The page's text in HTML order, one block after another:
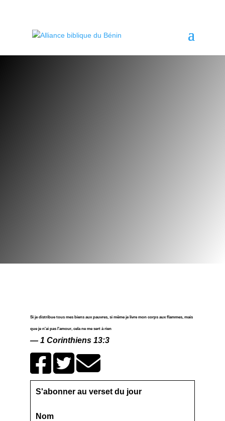
Si je distribue tous mes biens aux pauvres, si même je livre mon corps aux flammes, mais
que je n'ai pas l'amour, cela ne me sert à rien
1 Corinthiens 13:3
S'abonner au verset du jour
Nom